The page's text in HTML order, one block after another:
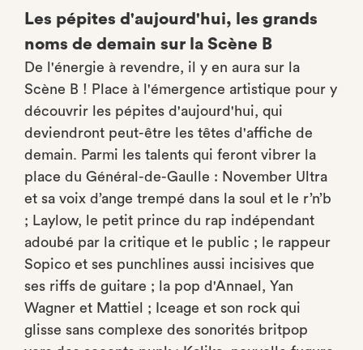
Les pépites d'aujourd'hui, les grands
noms de demain sur la Scène B
De l'énergie à revendre, il y en aura sur la
Scène B ! Place à l'émergence artistique pour y
découvrir les pépites d'aujourd'hui, qui
deviendront peut-être les têtes d'affiche de
demain. Parmi les talents qui feront vibrer la
place du Général-de-Gaulle : November Ultra
et sa voix d’ange trempé dans la soul et le r’n’b
; Laylow, le petit prince du rap indépendant
adoubé par la critique et le public ; le rappeur
Sopico et ses punchlines aussi incisives que
ses riffs de guitare ; la pop d'Annael, Yan
Wagner et Mattiel ; Iceage et son rock qui
glisse sans complexe des sonorités britpop